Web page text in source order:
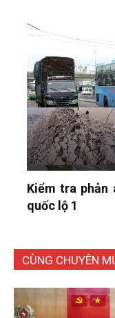
Kiểm tra phản
quốc lộ 1
CÙNG CHUYÊN